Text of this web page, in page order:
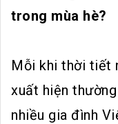
trong mùa hè?
Mỗi khi thời tiết
xuất hiện
nhiều gia đình